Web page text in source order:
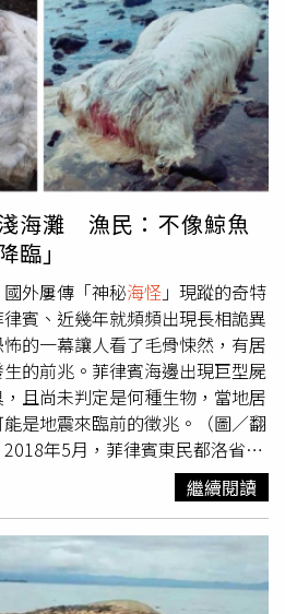
30日在台上映。
圖／翻攝自@AvatarDomy2推
友都感到不可思議，懷疑牠是變種
是一隻極為罕見的「尖背角鯊
，通常生活在水下2300英尺（700
已被列入「國際自然保護聯盟瀕
當珍貴的瀕危物種。不過也有不少
意捕獲並殺死，接著棄屍在海
則表示，雖然尖背角鯊極為罕
，「牠通常被稱為『豬魚』，因
咕嚕聲響」。根據厄爾巴島水族
示，「很多漁民都曾經捕獲過，
會在水裡發出一種咕嚕聲，很像
人工飼養，不過我們很快就發現
身，這隻豬臉鯊才消除「海怪」
奇不有，而這隻尖背角鯊的屍體
研究並作成標本來保存。尖背角
圖／翻攝自@ultimenotizie推
海灘 漁民：不像鯨魚
臨」
外屢傳「神秘海怪 」現蹤的奇特
賓、近幾年就頻頻出現長相詭異
的一幕讓人看了毛骨悚然，有居
的前兆。菲律賓海邊出現巨型屍
且尚未判定是何種生物，當地居
能是地震來臨前的徵兆。（圖／翻
年5月，菲律賓東民都洛省
出現一具長約6公尺、全身長滿
，由於外型詭異、惡氣沖天，因此
紛拿出手機拍照，對此，有人認
直呼「這巨型怪屍是厄運徵兆，
外，英國《太陽報》報導，在同
）有居民也在海邊發現一具
繼續閱讀